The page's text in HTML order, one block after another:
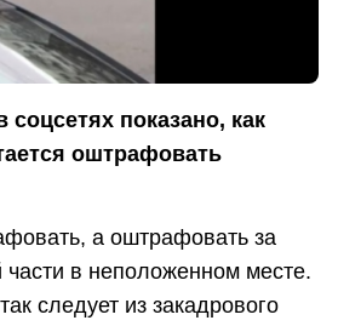
соцсетях показано, как
оштрафовать
а оштрафовать за
части в неположенном месте.
следует из закадрового